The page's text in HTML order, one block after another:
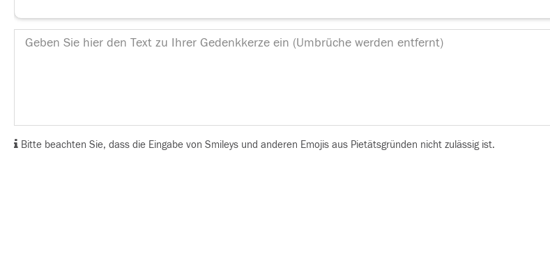
Bitte beachten Sie, dass die Eingabe von Smileys und anderen Emojis aus Pietätsgründen nicht zulässig ist.